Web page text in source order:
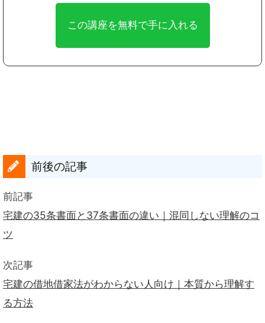
前後の記事
前記事
宅建の35条書面と37条書面の違い｜混同しない理解のコ
ツ
次記事
宅建の借地借家法がわからない人向け｜本質から理解す
る方法